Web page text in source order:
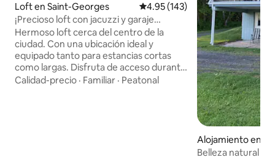
Loft en Saint-Georges Calificación promedio: 4.95 de
4.95 (143)
¡Precioso loft con jacuzzi y garaje
climatizado!
Hermoso loft cerca del centro de la
ciudad. Con una ubicación ideal y
equipado tanto para estancias cortas
como largas. Disfruta de acceso durante
todo el año al jacuzzi, un garaje,
Calidad-precio · Familiar · Peatonal
Alojamiento en
Belleza natural